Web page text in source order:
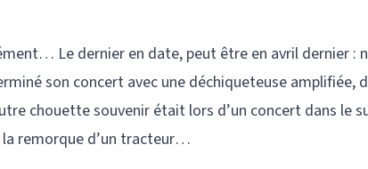
Le dernier en date, peut être en avril dernier :
son concert avec une déchiqueteuse amplifiée,
chouette souvenir était lors d’un concert dans le
remorque d’un tracteur…